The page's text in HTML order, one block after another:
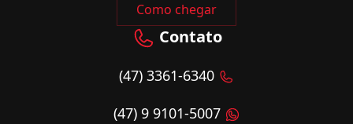
Como chegar
Contato
(47) 3361-6340
(47) 9 9101-5007